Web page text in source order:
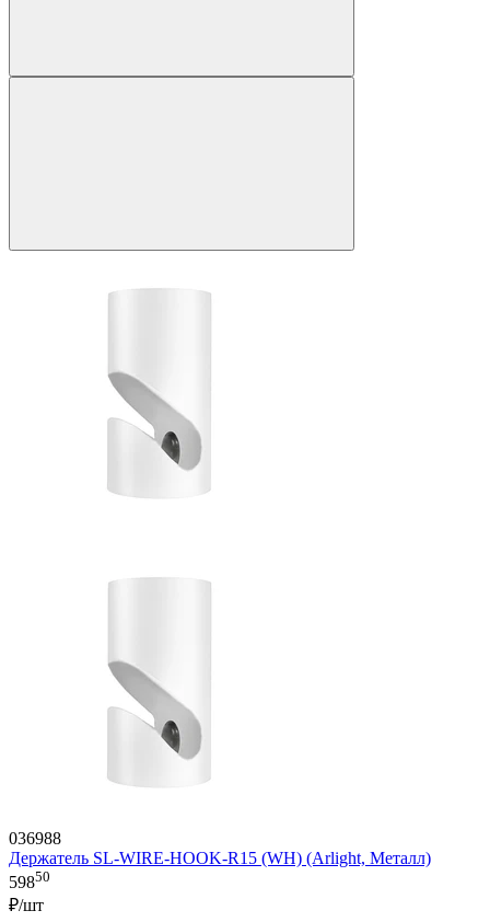
036988
Держатель SL-WIRE-HOOK-R15 (WH) (Arlight, Металл)
59850
₽/шт